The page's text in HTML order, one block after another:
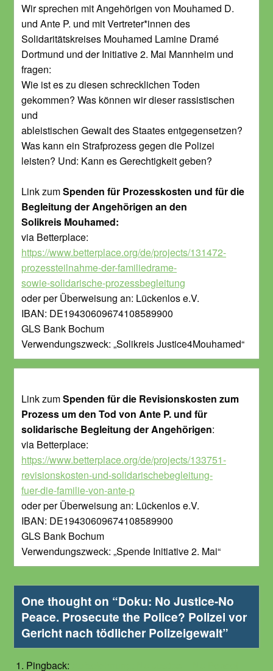
Wir sprechen mit Angehörigen von Mouhamed D.
und Ante P. und mit Vertreter*innen des
Solidaritätskreises Mouhamed Lamine Dramé
Dortmund und der Initiative 2. Mai Mannheim und
fragen:
Wie ist es zu diesen schrecklichen Toden
gekommen? Was können wir dieser rassistischen
und
ableistischen Gewalt des Staates entgegensetzen?
Was kann ein Strafprozess gegen die Polizei
leisten? Und: Kann es Gerechtigkeit geben?
Link zumSpenden für Prozesskosten und für die
Begleitung der Angehörigen an den
Solikreis Mouhamed:
via Betterplace:
https://www.betterplace.org/de/projects/131472-
prozessteilnahme-der-familiedrame-
sowie-solidarische-prozessbegleitung
oder per Überweisung an: Lückenlos e.V.
IBAN: DE19430609674108589900
GLS Bank Bochum
Verwendungszweck: „Solikreis Justice4Mouhamed“
Link zumSpenden für die Revisionskosten zum
Prozess um den Tod von Ante P. und für
solidarische Begleitung der Angehörigen:
via Betterplace:
https://www.betterplace.org/de/projects/133751-
revisionskosten-und-solidarischebegleitung-
fuer-die-familie-von-ante-p
oder per Überweisung an: Lückenlos e.V.
IBAN: DE19430609674108589900
GLS Bank Bochum
Verwendungszweck: „Spende Initiative 2. Mai“
One thought on “Doku: No Justice-No
Peace. Prosecute the Police? Polizei vor
Gericht nach tödlicher Polizeigewalt”
Pingback: